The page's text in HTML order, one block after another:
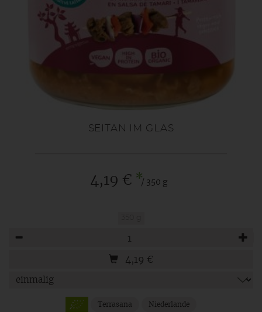
SEITAN IM GLAS
4,19 € */ 350 g
4,19 €
Terrasana Niederlande